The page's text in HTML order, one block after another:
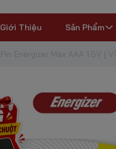
Giới Thiệu Sản Phẩm
Pin Energizer Max AAA 1.5V (